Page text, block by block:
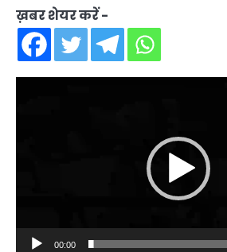
ख़बर शेयर करें -
00:00